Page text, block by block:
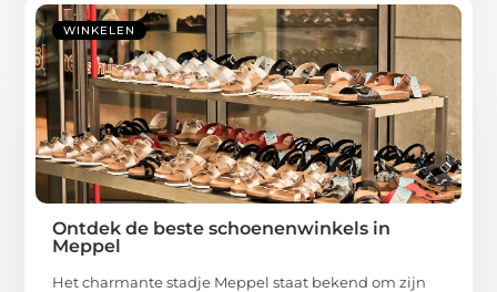
WINKELEN
Ontdek de beste schoenenwinkels in
Meppel
Het charmante stadje Meppel staat bekend om zijn